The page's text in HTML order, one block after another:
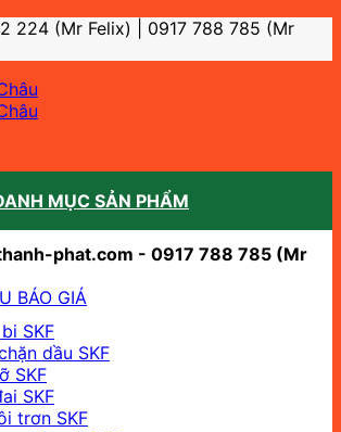
224 (Mr Felix) | 0917 788 785 (Mr
phat.com - 0941 062 224 (Mr
phat.com - 0917 788 785 (Mr
BÁO GIÁ
MỤC SẢN PHẨM
SKF
dầu SKF
SKF
SKF
trơn SKF